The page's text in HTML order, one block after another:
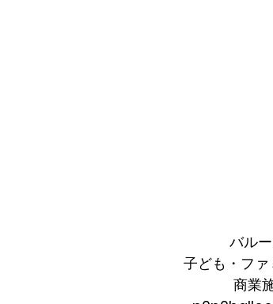
バル
子ども・フ
商業